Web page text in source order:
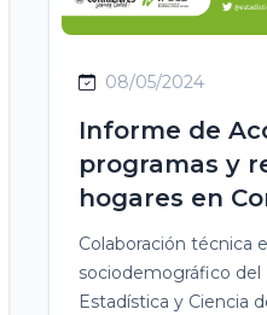
08/05/2024
Informe de
programas y
hogares en
Colaboración técnica
sociodemográfico
Estadística y Ciencia